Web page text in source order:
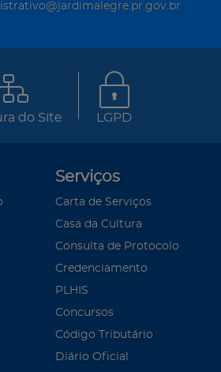
do Site LGPD
Serviços
Carta de Serviços
Casa da Cultura
Consulta de Protocolo
Credenciamento
PLHIS
Concursos
Código Tributário
Diário Oficial